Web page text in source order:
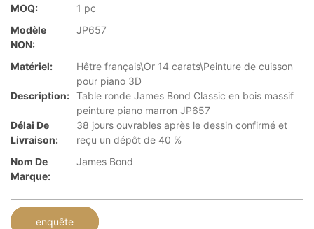
MOQ:
1 pc
Modèle
NON:
JP657
Matériel:
Hêtre français\Or 14 carats\Peinture de cuisson
pour piano 3D
Description: Table ronde James Bond Classic en bois massif
peinture piano marron JP657
Délai De
Livraison:
38 jours ouvrables après le dessin confirmé et
reçu un dépôt de 40 %
Nom De
Marque:
James Bond
enquête